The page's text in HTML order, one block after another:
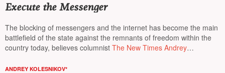
Execute the Messenger
The blocking of messengers and the internet has become the main
battlefield of the state against the remnants of freedom within the
country today, believes columnist The New Times Andrey
ANDREY KOLESNIKOV*